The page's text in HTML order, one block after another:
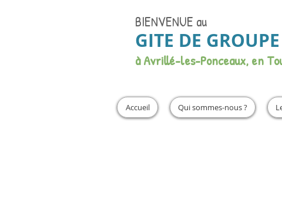
BIENVENUE au
GITE DE GROUPE
à Avrillé-les-Ponceaux, en
Accueil Qui sommes-nous ?